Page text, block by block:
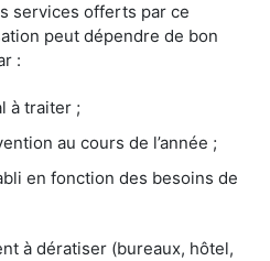
services offerts par ce
peut dépendre de bon
:
à traiter ;
au cours de l’année ;
en fonction des besoins de
à dératiser (bureaux, hôtel,